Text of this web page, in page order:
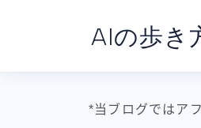
AIの歩き
*当ブログではア